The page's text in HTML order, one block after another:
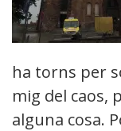
ha torns per
mig del caos,
alguna cosa.